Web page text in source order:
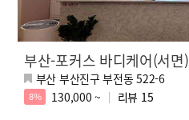
부산-포커스 바디케어(서면)
부산 부산진구 부전동 522-6
8% 130,000 ~ 리뷰 15